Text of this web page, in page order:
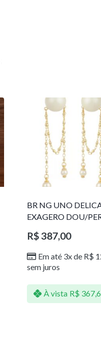
BR NG UNO
EXAGERO DOU/
R$387,00
Em até 3x de R$
sem juros
À vista R$